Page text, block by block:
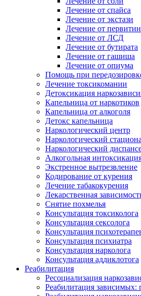
Лечение от спайса
Лечение от экстази
Лечение от
Лечение от ЛСД
Лечение от бутирата
Лечение от гашиша
Лечение от опиума
Помощь при
Лечение токсикомании
Детоксикация
Капельница от наркотиков
Капельница от алкоголя
Детокс капельница
Наркологический центр
Наркологический
Наркологический
Алкогольная
Экстренное вытрезвление
Кодирование от курения
Лечение табакокурения
Лекарственная
Снятие похмелья
Консультация токсиколога
Консультация сексолога
Консультация
Консультация психиатра
Консультация нарколога
Консультация аддиклотога
Реабилитация
Ресоциализация
Реабилитация зависимых: